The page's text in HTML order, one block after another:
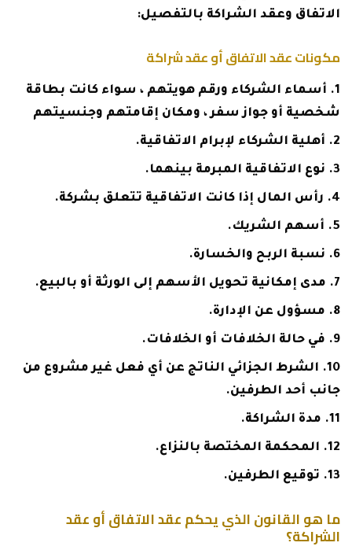
الاتفاق وعقد الشراكة بالتفصيل:
مكونات عقد الاتفاق أو عقد شراكة
أسماء الشركاء ورقم هويتهم ، سواء كانت بطاقة
شخصية أو جواز سفر ، ومكان إقامتهم وجنسيتهم
أهلية الشركاء لإبرام الاتفاقية.
نوع الاتفاقية المبرمة بينهما.
رأس المال إذا كانت الاتفاقية تتعلق بشركة.
أسهم الشريك.
نسبة الربح والخسارة.
مدى إمكانية تحويل الأسهم إلى الورثة أو بالبيع.
مسؤول عن الإدارة.
في حالة الخلافات أو الخلافات.
الشرط الجزائي الناتج عن أي فعل غير مشروع من
جانب أحد الطرفين.
مدة الشراكة.
المحكمة المختصة بالنزاع.
توقيع الطرفين.
ما هو القانون الذي يحكم عقد الاتفاق أو عقد
الشراكة؟